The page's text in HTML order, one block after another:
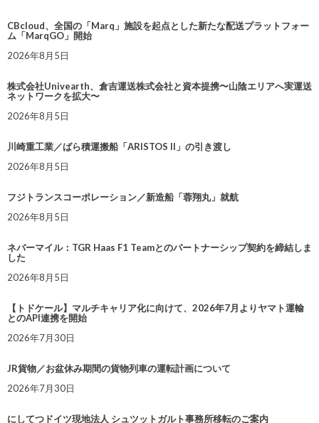
CBcloud、全国の「Marq」施設を起点とした新たな配送プラットフォー
ム「MarqGO」開始
2026年8月5日
株式会社Univearth、倉吉運送株式会社と資本提携〜山陰エリアへ実運送
ネットワークを拡大〜
2026年8月5日
川崎重工業／ばら積運搬船「ARISTOS II」の引き渡し
2026年8月5日
フジトランスコーポレーション／新造船「蓉翔丸」就航
2026年8月5日
ネバーマイル：TGR Haas F1 Teamとのパートナーシップ契約を締結しま
した
2026年8月5日
【トドケール】マルチキャリア化に向けて、2026年7月よりヤマト運輸
とのAPI連携を開始
2026年7月30日
JR貨物／お盆休み期間の貨物列車の運転計画について
2026年7月30日
にしてつドイツ現地法人 シュツットガルト事務所移転のご案内